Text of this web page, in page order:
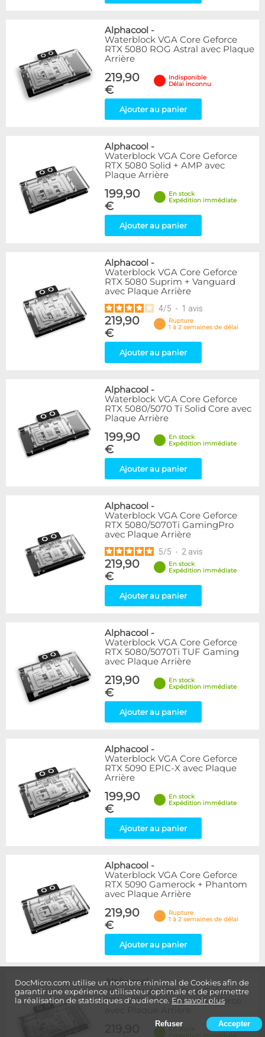
DocMicro.com utilise un nombre minimal de Cookies afin de
garantir une expérience utilisateur optimale et de permettre
la réalisation de statistiques d'audience. En savoir plus
Refuser Accepter
Alphacool -
Waterblock VGA Core Geforce
RTX 5080 ROG Astral avec Plaque
Arrière
219,90
€
Indisponible
Délai inconnu
Ajouter au panier
Alphacool -
Waterblock VGA Core Geforce
RTX 5080 Solid + AMP avec
Plaque Arrière
199,90
€
En stock
Expédition immédiate
Ajouter au panier
Alphacool -
Waterblock VGA Core Geforce
RTX 5080 Suprim + Vanguard
avec Plaque Arrière
4/5 - 1 avis
219,90
€
Rupture
1 à 2 semaines de délai
Ajouter au panier
Alphacool -
Waterblock VGA Core Geforce
RTX 5080/5070 Ti Solid Core avec
Plaque Arrière
199,90
€
En stock
Expédition immédiate
Ajouter au panier
Alphacool -
Waterblock VGA Core Geforce
RTX 5080/5070Ti GamingPro
avec Plaque Arrière
5/5 - 2 avis
219,90
€
En stock
Expédition immédiate
Ajouter au panier
Alphacool -
Waterblock VGA Core Geforce
RTX 5080/5070Ti TUF Gaming
avec Plaque Arrière
219,90
€
En stock
Expédition immédiate
Ajouter au panier
Alphacool -
Waterblock VGA Core Geforce
RTX 5090 EPIC-X avec Plaque
Arrière
199,90
€
En stock
Expédition immédiate
Ajouter au panier
Alphacool -
Waterblock VGA Core Geforce
RTX 5090 Gamerock + Phantom
avec Plaque Arrière
219,90
€
Rupture
1 à 2 semaines de délai
Ajouter au panier
Alphacool-
Waterblock VGA Core Geforce
RTX 5090 Gaming + Windforce
En stock
Expédition immédiate